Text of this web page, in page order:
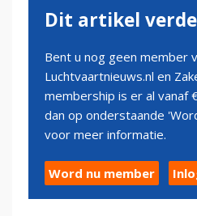
Dit artikel
Bent u nog geen member
Luchtvaartnieuws.nl en
membership is er al vanaf
dan op onderstaande
voor meer informatie.
Word nu member